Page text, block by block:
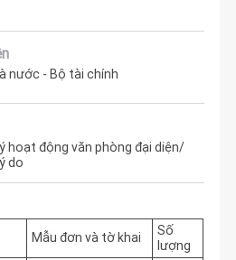
nước - Bộ tài chính
hoạt động văn phòng đại diện/
do
Mẫu đơn và tờ khai
Số
lượng